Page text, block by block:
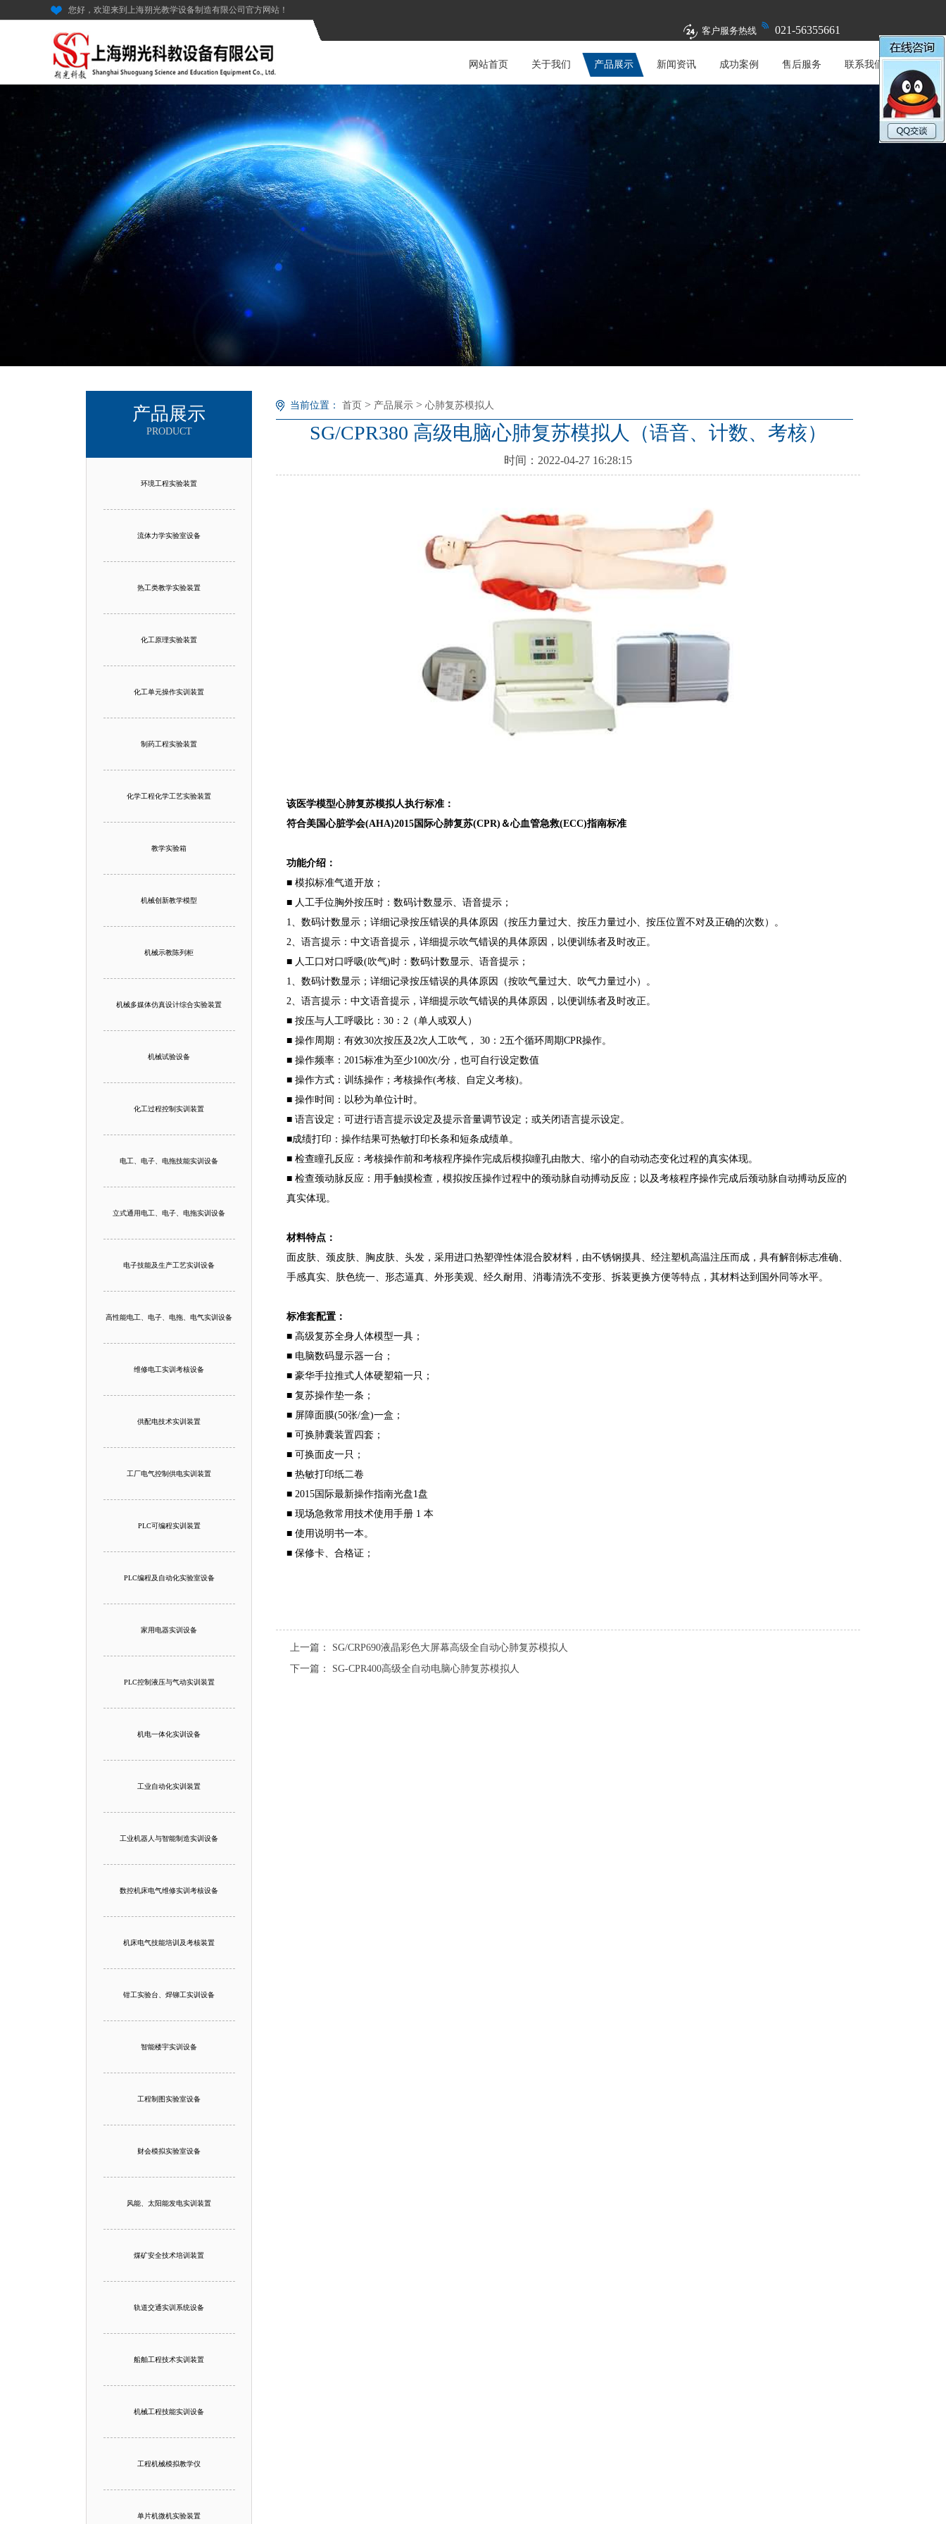
您好，欢迎来到上海朔光教学设备制造有限公司官方网站！
客户服务热线 021-56355661
网站首页 关于我们 产品展示 新闻资讯 成功案例 售后服务 联系我们
产品展示
PRODUCT
环境工程实验装置
流体力学实验室设备
热工类教学实验装置
化工原理实验装置
化工单元操作实训装置
制药工程实验装置
化学工程化学工艺实验装置
教学实验箱
机械创新教学模型
机械示教陈列柜
机械多媒体仿真设计综合实验装置
机械试验设备
化工过程控制实训装置
电工、电子、电拖技能实训设备
立式通用电工、电子、电拖实训设备
电子技能及生产工艺实训设备
高性能电工、电子、电拖、电气实训设备
维修电工实训考核设备
供配电技术实训装置
工厂电气控制供电实训装置
PLC可编程实训装置
PLC编程及自动化实验室设备
家用电器实训设备
PLC控制液压与气动实训装置
机电一体化实训设备
工业自动化实训装置
工业机器人与智能制造实训设备
数控机床电气维修实训考核设备
机床电气技能培训及考核装置
钳工实验台、焊铆工实训设备
智能楼宇实训设备
工程制图实验室设备
财会模拟实验室设备
风能、太阳能发电实训装置
煤矿安全技术培训装置
轨道交通实训系统设备
船舶工程技术实训装置
机械工程技能实训设备
工程机械模拟教学仪
单片机微机实验装置
当前位置： 首页 > 产品展示 > 心肺复苏模拟人
SG/CPR380 高级电脑心肺复苏模拟人（语音、计数、考核）
时间：2022-04-27 16:28:15
该医学模型心肺复苏模拟人执行标准：
符合美国心脏学会(AHA)2015国际心肺复苏(CPR)＆心血管急救(ECC)指南标准
功能介绍：
■ 模拟标准气道开放；
■ 人工手位胸外按压时：数码计数显示、语音提示；
1、数码计数显示；详细记录按压错误的具体原因（按压力量过大、按压力量过小、按压位置不对及正确的次数）。
2、语言提示：中文语音提示，详细提示吹气错误的具体原因，以便训练者及时改正。
■ 人工口对口呼吸(吹气)时：数码计数显示、语音提示；
1、数码计数显示；详细记录按压错误的具体原因（按吹气量过大、吹气力量过小）。
2、语言提示：中文语音提示，详细提示吹气错误的具体原因，以便训练者及时改正。
■ 按压与人工呼吸比：30：2（单人或双人）
■ 操作周期：有效30次按压及2次人工吹气， 30：2五个循环周期CPR操作。
■ 操作频率：2015标准为至少100次/分，也可自行设定数值
■ 操作方式：训练操作；考核操作(考核、自定义考核)。
■ 操作时间：以秒为单位计时。
■ 语言设定：可进行语言提示设定及提示音量调节设定；或关闭语言提示设定。
■成绩打印：操作结果可热敏打印长条和短条成绩单。
■ 检查瞳孔反应：考核操作前和考核程序操作完成后模拟瞳孔由散大、缩小的自动动态变化过程的真实体现。
■ 检查颈动脉反应：用手触摸检查，模拟按压操作过程中的颈动脉自动搏动反应；以及考核程序操作完成后颈动脉自动搏动反应的
真实体现。
材料特点：
面皮肤、颈皮肤、胸皮肤、头发，采用进口热塑弹性体混合胶材料，由不锈钢摸具、经注塑机高温注压而成，具有解剖标志准确、
手感真实、肤色统一、形态逼真、外形美观、经久耐用、消毒清洗不变形、拆装更换方便等特点，其材料达到国外同等水平。
标准套配置：
■ 高级复苏全身人体模型一具；
■ 电脑数码显示器一台；
■ 豪华手拉推式人体硬塑箱一只；
■ 复苏操作垫一条；
■ 屏障面膜(50张/盒)一盒；
■ 可换肺囊装置四套；
■ 可换面皮一只；
■ 热敏打印纸二卷
■ 2015国际最新操作指南光盘1盘
■ 现场急救常用技术使用手册 1 本
■ 使用说明书一本。
■ 保修卡、合格证；
上一篇： SG/CRP690液晶彩色大屏幕高级全自动心肺复苏模拟人
下一篇： SG-CPR400高级全自动电脑心肺复苏模拟人